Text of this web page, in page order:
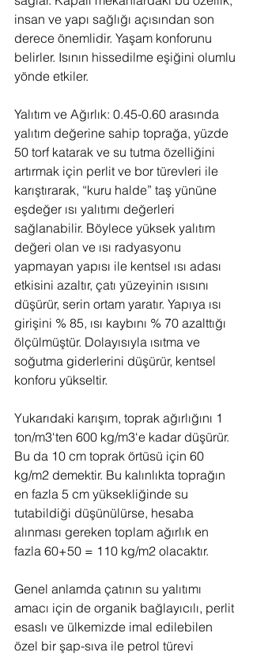
insan ve yapı sağlığı açısından son
derece önemlidir. Yaşam konforunu
belirler. Isının hissedilme eşiğini olumlu
yönde etkiler.
Yalıtım ve Ağırlık: 0.45-0.60 arasında
yalıtım değerine sahip toprağa, yüzde
50 torf katarak ve su tutma özelliğini
artırmak için perlit ve bor türevleri ile
karıştırarak, “kuru halde” taş yününe
eşdeğer ısı yalıtımı değerleri
sağlanabilir. Böylece yüksek yalıtım
değeri olan ve ısı radyasyonu
yapmayan yapısı ile kentsel ısı adası
etkisini azaltır, çatı yüzeyinin ısısını
düşürür, serin ortam yaratır. Yapıya ısı
girişini % 85, ısı kaybını % 70 azalttığı
ölçülmüştür. Dolayısıyla ısıtma ve
soğutma giderlerini düşürür, kentsel
konforu yükseltir.
Yukarıdaki karışım, toprak ağırlığını 1
ton/m3‘ten 600 kg/m3‘e kadar düşürür.
Bu da 10 cm toprak örtüsü için 60
kg/m2 demektir. Bu kalınlıkta toprağın
en fazla 5 cm yüksekliğinde su
tutabildiği düşünülürse, hesaba
alınması gereken toplam ağırlık en
fazla 60+50 = 110 kg/m2 olacaktır.
Genel anlamda çatının su yalıtımı
amacı için de organik bağlayıcılı, perlit
esaslı ve ülkemizde imal edilebilen
özel bir şap-sıva ile petrol türevi